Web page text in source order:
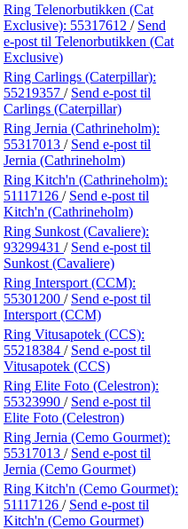
Ring Telenorbutikken (Cat
Exclusive): 55317612 / Send
e-post til Telenorbutikken (Cat
Exclusive)
Ring Carlings (Caterpillar):
55219357 / Send e-post til
Carlings (Caterpillar)
Ring Jernia (Cathrineholm):
55317013 / Send e-post til
Jernia (Cathrineholm)
Ring Kitch'n (Cathrineholm):
51117126 / Send e-post til
Kitch'n (Cathrineholm)
Ring Sunkost (Cavaliere):
93299431 / Send e-post til
Sunkost (Cavaliere)
Ring Intersport (CCM):
55301200 / Send e-post til
Intersport (CCM)
Ring Vitusapotek (CCS):
55218384 / Send e-post til
Vitusapotek (CCS)
Ring Elite Foto (Celestron):
55323990 / Send e-post til
Elite Foto (Celestron)
Ring Jernia (Cemo Gourmet):
55317013 / Send e-post til
Jernia (Cemo Gourmet)
Ring Kitch'n (Cemo Gourmet):
51117126 / Send e-post til
Kitch'n (Cemo Gourmet)